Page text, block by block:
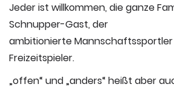
Jeder ist willkommen, die ganze
Schnupper-Gast, der
ambitionierte
Freizeitspieler.
„offen“ und „anders“ heißt aber